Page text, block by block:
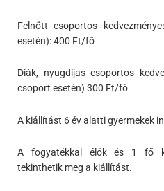
Felnőtt csoportos
esetén): 400 Ft/fő
Diák, nyugdíjas csoportos
csoport esetén) 300 Ft/fő
A kiállítást 6 év alatti gyermekek
A fogyatékkal élők és 1 fő
tekinthetik meg a kiállítást.